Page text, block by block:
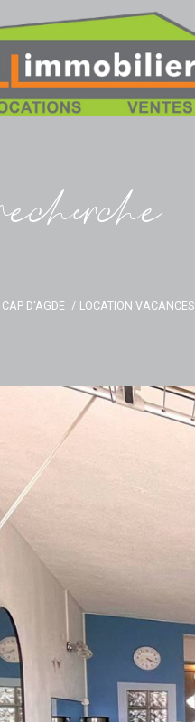
ecece
D'AGDE LOCATION VACANCES